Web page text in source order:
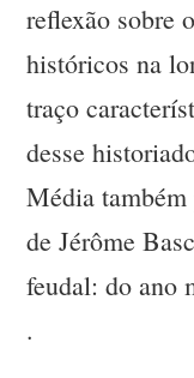
reflexão sobre
históricos na
traço
desse
Média
de Jérôme
feudal: do ano
.